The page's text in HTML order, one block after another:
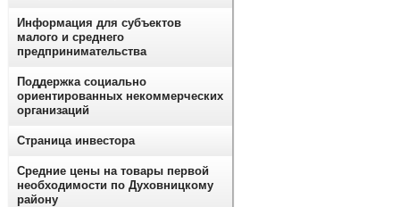
Информация для субъектов
малого и среднего
предпринимательства
Поддержка социально
ориентированных некоммерческих
организаций
Страница инвестора
Средние цены на товары первой
необходимости по Духовницкому
району